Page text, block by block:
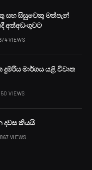
සහ සිසුවෙකු මත්පැන්
අත්අඩංගුවට
VIEWS
මාර්ගය යළි විවෘත
VIEWS
දවස කියයි
867 VIEWS